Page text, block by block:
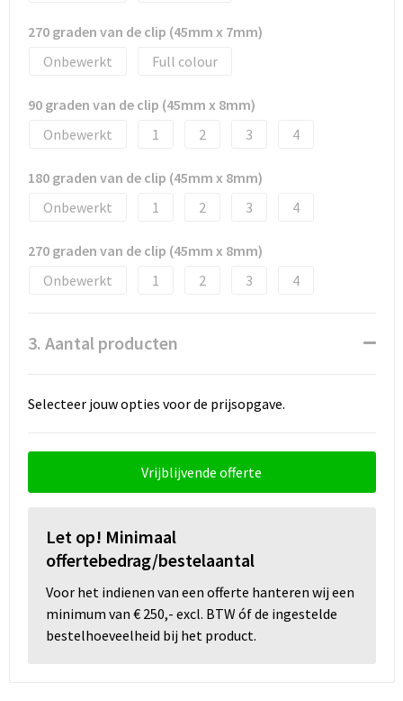
Tassen
Textiel
Vrije tijd en strand
Wijn & Bier
Relatiegeschenken zomer
270 graden van de clip (45mm x 7mm)
Onbewerkt
Full colour
90 graden van de clip (45mm x 8mm)
Onbewerkt
1 2 3 4
180 graden van de clip (45mm x 8mm)
Onbewerkt
1 2 3 4
270 graden van de clip (45mm x 8mm)
Onbewerkt
1 2 3 4
3. Aantal producten
Selecteer jouw opties voor de prijsopgave.
Vrijblijvende offerte
Let op! Minimaal
offertebedrag/bestelaantal
Voor het indienen van een offerte hanteren wij een
minimum van € 250,- excl. BTW óf de ingestelde
bestelhoeveelheid bij het product.